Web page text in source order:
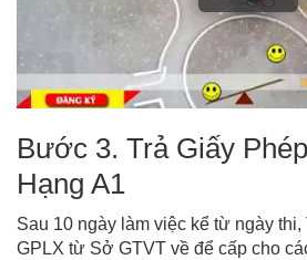
Bước 3. Trả Giấy
Hạng A1
Sau 10 ngày làm việc kể từ ngày
GPLX từ Sở GTVT về để cấp cho